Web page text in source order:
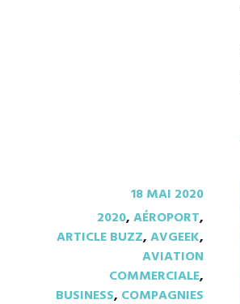
18 MAI 2020
2020,AÉROPORT,
ARTICLE BUZZ,AVGEEK,
AVIATION
COMMERCIALE,
BUSINESS, COMPAGNIES